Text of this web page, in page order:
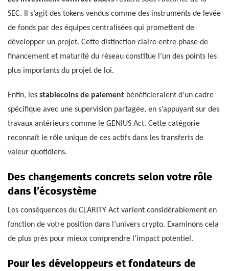
SEC. Il s’agit des tokens vendus comme des instruments de levée
de fonds par des équipes centralisées qui promettent de
développer un projet. Cette distinction claire entre phase de
financement et maturité du réseau constitue l’un des points les
plus importants du projet de loi.
Enfin, les stablecoins de paiement bénéficieraient d’un cadre
spécifique avec une supervision partagée, en s’appuyant sur des
travaux antérieurs comme le GENIUS Act. Cette catégorie
reconnaît le rôle unique de ces actifs dans les transferts de
valeur quotidiens.
Des changements concrets selon votre rôle
dans l’écosystème
Les conséquences du CLARITY Act varient considérablement en
fonction de votre position dans l’univers crypto. Examinons cela
de plus près pour mieux comprendre l’impact potentiel.
Pour les développeurs et fondateurs de